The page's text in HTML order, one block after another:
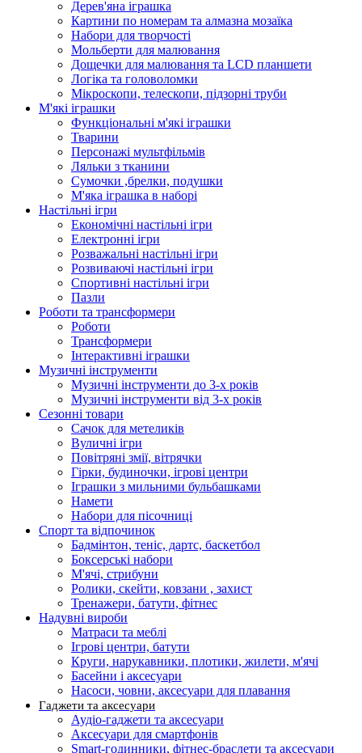
Дерев'яна іграшка
Картини по номерам та алмазна мозаїка
Набори для творчості
Мольберти для малювання
Дощечки для малювання та LCD планшети
Логіка та головоломки
Мікроскопи, телескопи, підзорні труби
М'які іграшки
Функціональні м'які іграшки
Тварини
Персонажі мультфільмів
Ляльки з тканини
Сумочки ,брелки, подушки
М'яка іграшка в наборі
Настільні ігри
Економічні настільні ігри
Електронні ігри
Розважальні настільні ігри
Розвиваючі настільні ігри
Спортивні настільні ігри
Пазли
Роботи та трансформери
Роботи
Трансформери
Інтерактивні іграшки
Музичні інструменти
Музичні інструменти до 3-х років
Музичні інструменти від 3-х років
Сезонні товари
Сачок для метеликів
Вуличні ігри
Повітряні змії, вітрячки
Гірки, будиночки, ігрові центри
Іграшки з мильними бульбашками
Намети
Набори для пісочниці
Спорт та відпочинок
Бадмінтон, теніс, дартс, баскетбол
Боксерські набори
М'ячі, стрибуни
Ролики, скейти, ковзани , захист
Тренажери, батути, фітнес
Надувні вироби
Матраси та меблі
Ігрові центри, батути
Круги, нарукавники, плотики, жилети, м'ячі
Басейни і аксесуари
Насоси, човни, аксесуари для плавання
Гаджети та аксесуари
Аудіо-гаджети та аксесуари
Аксесуари для смартфонів
Smart-годинники, фітнес-браслети та аксесуари